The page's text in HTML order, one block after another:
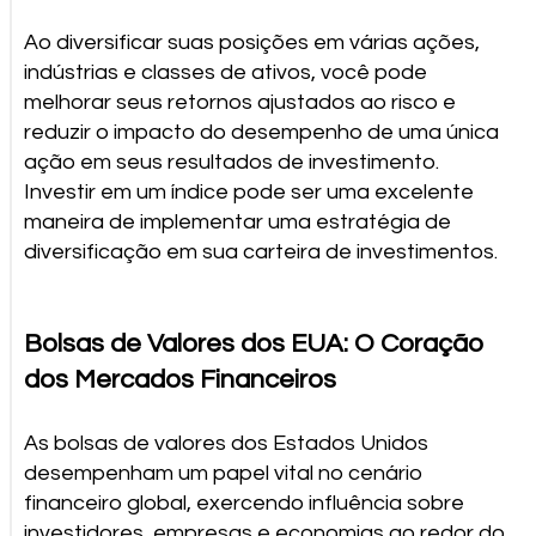
Ao diversificar suas posições em várias ações,
indústrias e classes de ativos, você pode
melhorar seus retornos ajustados ao risco e
reduzir o impacto do desempenho de uma única
ação em seus resultados de investimento.
Investir em um índice pode ser uma excelente
maneira de implementar uma estratégia de
diversificação em sua carteira de investimentos.
Bolsas de Valores dos EUA: O Coração
dos Mercados Financeiros
As bolsas de valores dos Estados Unidos
desempenham um papel vital no cenário
financeiro global, exercendo influência sobre